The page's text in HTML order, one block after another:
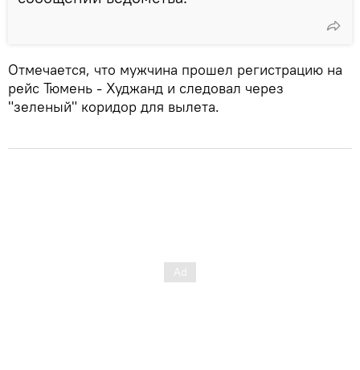
Отмечается, что мужчина прошел регистрацию на
рейс Тюмень - Худжанд и следовал через
"зеленый" коридор для вылета.